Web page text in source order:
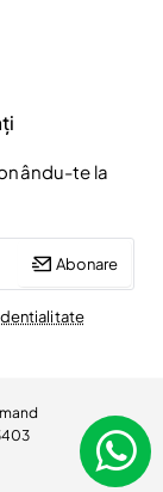
te la
Abonare